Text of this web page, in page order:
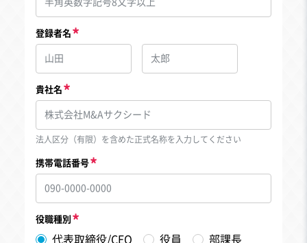
登録者名
貴社名
法人区分（有限）を含めた正式名称を入力してください
携帯電話番号
役職種別
代表取締役/CEO 役員 部課長